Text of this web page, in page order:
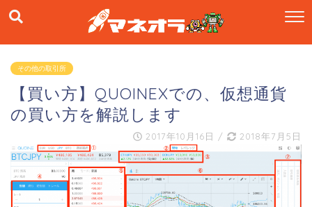
その他の取引所
【買い方】QUOINEXでの、仮想通貨
の買い方を解説します
2017年10月16日 / 2018年7月5日